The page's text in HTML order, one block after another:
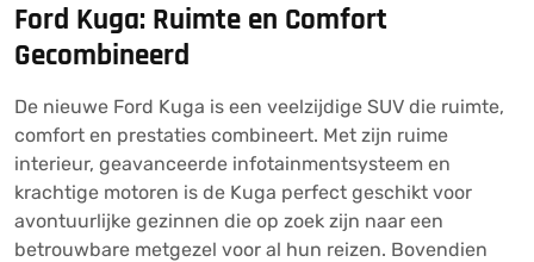
Ford Kuga: Ruimte en Comfort
Gecombineerd
De nieuwe Ford Kuga is een veelzijdige SUV die ruimte,
comfort en prestaties combineert. Met zijn ruime
interieur, geavanceerde infotainmentsysteem en
krachtige motoren is de Kuga perfect geschikt voor
avontuurlijke gezinnen die op zoek zijn naar een
betrouwbare metgezel voor al hun reizen. Bovendien